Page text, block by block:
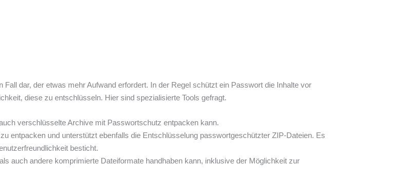
dar, der etwas mehr Aufwand erfordert. In der Regel schützt ein Passwort die Inhalte vor
diese zu entschlüsseln. Hier sind spezialisierte Tools gefragt.
verschlüsselte Archive mit Passwortschutz entpacken kann.
entpacken und unterstützt ebenfalls die Entschlüsselung passwortgeschützter ZIP-Dateien. Es
besticht.
auch andere komprimierte Dateiformate handhaben kann, inklusive der Möglichkeit zur